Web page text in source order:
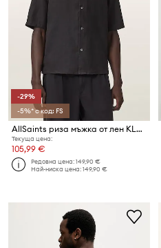
-29%
-5%* с код: FS
AllSaints риза мъжка от лен KLAVICLE
Текуща цена:
105,99 €
Редовна цена:149,90 €
Най-ниска цена:149,90 €